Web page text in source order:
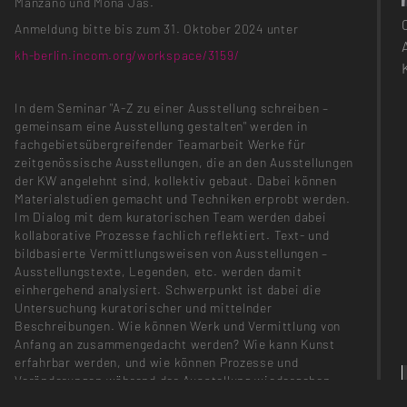
Anmeldung bitte bis zum 31. Oktober 2024 unter
kh-berlin.incom.org/workspace/3159/
In dem Seminar "A-Z zu einer Ausstellung schreiben –
gemeinsam eine Ausstellung gestalten" werden in
fachgebietsübergreifender Teamarbeit Werke für
zeitgenössische Ausstellungen, die an den Ausstellungen
der KW angelehnt sind, kollektiv gebaut. Dabei können
Materialstudien gemacht und Techniken erprobt werden.
Im Dialog mit dem kuratorischen Team werden dabei
kollaborative Prozesse fachlich reflektiert. Text- und
bildbasierte Vermittlungsweisen von Ausstellungen –
Ausstellungstexte, Legenden, etc. werden damit
einhergehend analysiert. Schwerpunkt ist dabei die
Untersuchung kuratorischer und mittelnder
Beschreibungen. Wie können Werk und Vermittlung von
Anfang an zusammengedacht werden? Wie kann Kunst
erfahrbar werden, und wie können Prozesse und
Veränderungen während der Ausstellung wiedergeben